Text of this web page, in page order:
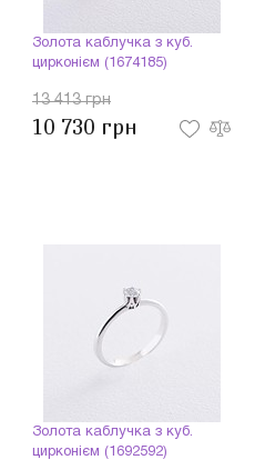
Золота каблучка з куб.
цирконієм (1674185)
13 413 грн
10 730 грн
Золота каблучка з куб.
цирконієм (1692592)